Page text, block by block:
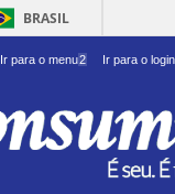
BRASIL
Ir para o menu2 Ir para o login